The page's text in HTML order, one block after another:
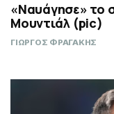
«Ναυάγησε» το
Μουντιάλ (pic)
ΓΙΩΡΓΟΣ ΦΡΑΓΑΚΗΣ